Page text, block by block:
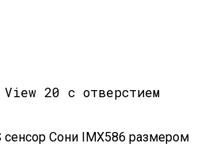
Дату Начала Продаж
Назвал Сервис
сенсор Сони IMX586 размером